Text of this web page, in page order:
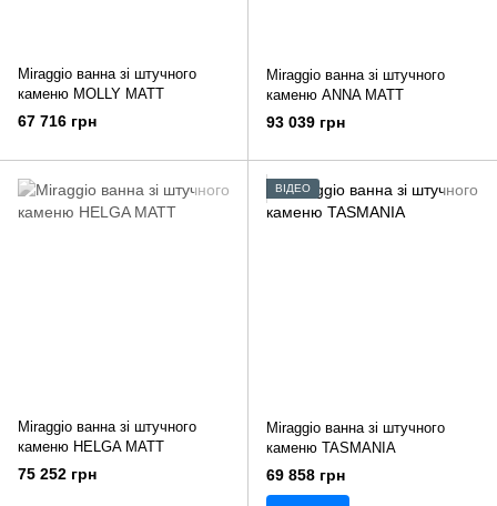
Miraggio ванна зі штучного
каменю MOLLY MATT
67 716 грн
Miraggio ванна зі штучного
каменю ANNA MATT
93 039 грн
Miraggio ванна зі штучного
каменю HELGA MATT
75 252 грн
ВІДЕО
Miraggio ванна зі штучного
каменю TASMANIA
69 858 грн